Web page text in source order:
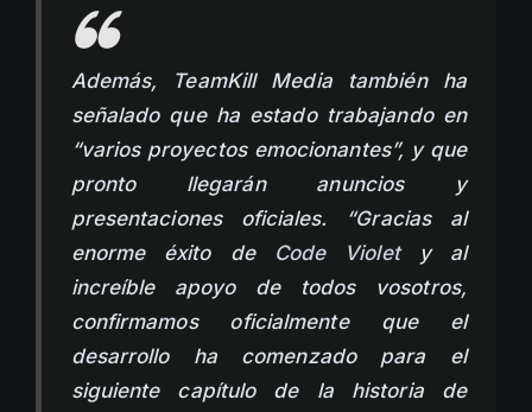
Además, TeamKill Media también ha
señalado que ha estado trabajando en
“varios proyectos emocionantes”, y que
pronto llegarán anuncios y
presentaciones oficiales. “Gracias al
enorme éxito de
Code Violety al
increíble apoyo de todos vosotros,
confirmamos oficialmente que el
desarrollo ha comenzado para el
siguiente capítulo de la historia de